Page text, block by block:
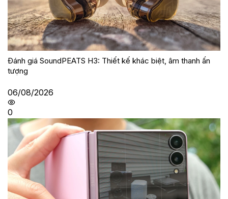
Đánh giá SoundPEATS H3: Thiết kế khác biệt, âm thanh ấn
tượng
06/08/2026
0